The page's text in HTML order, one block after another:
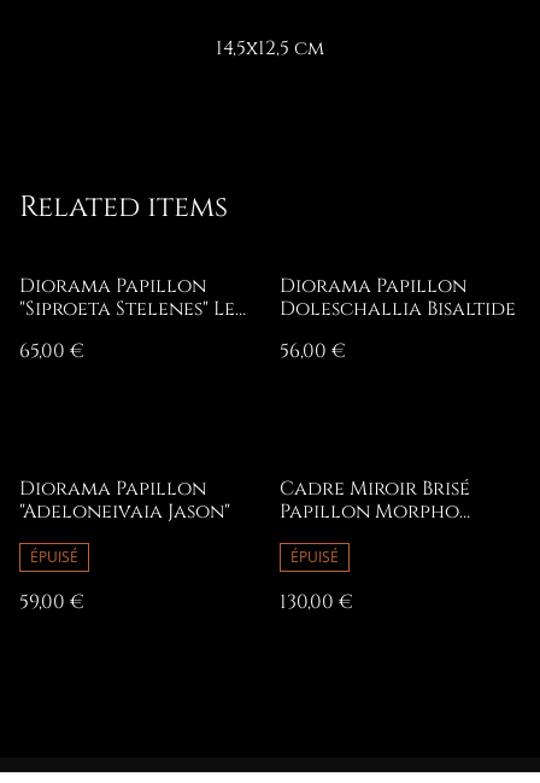
14,5x12,5 cm
Related items
Diorama Papillon
"Siproeta Stelenes" Le
65,00 €
Diorama Papillon
Doleschallia Bisaltide
56,00 €
Diorama Papillon
"Adeloneivaia Jason"
ÉPUISÉ
59,00 €
Cadre Miroir Brisé
Papillon Morpho
ÉPUISÉ
130,00 €